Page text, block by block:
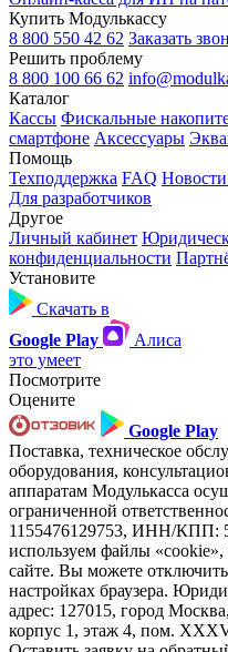
Купить Модулькассу
8 800 550 42 62 Заказать
Решить проблему
8 800 100 66 62
Каталог
Кассы Фискальные
смартфоне Аксессуары
Помощь
Техподдержка FAQ
Для разработчиков
Другое
Личный кабинет
конфиденциальности
Установите
Скачать в
Google Play
Алиса
это умеет
Посмотрите
Оцените
Google Play
Поставка, техническое
оборудования,
аппаратам Модулькасса
ограниченной
1155476129753, ИНН/КПП:
используем файлы
сайте. Вы можете
настройках браузера.
адрес: 127015, город
корпус 1, этаж 4, пом.